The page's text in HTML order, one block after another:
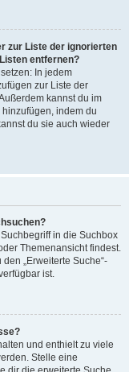
zur Liste der ignorierten
entfernen?
In jedem
zur Liste der
kannst du im
indem du
du sie auch wieder
in die Suchbox
Themenansicht findest.
„Erweiterte Suche“-
ist.
und enthielt zu viele
Stelle eine